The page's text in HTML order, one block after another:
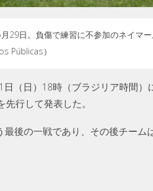
29日。負傷で練習に不参加のネイマ
Públicas）
（日）18時（ブラジリア時間）
行して発表した。
後の一戦であり、その後チーム